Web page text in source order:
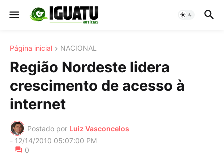
Página inicial NACIONAL
Região Nordeste lidera
crescimento de acesso à
internet
Postado por Luiz Vasconcelos
- 12/14/2010 05:07:00 PM
0